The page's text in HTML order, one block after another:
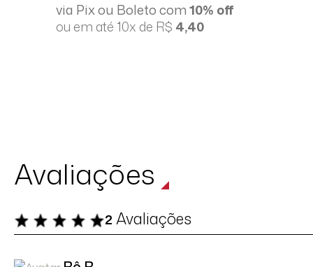
via Pix ou Boleto com10% off
ou em até 10x de R$ 4,40
Avaliações
2 Avaliações